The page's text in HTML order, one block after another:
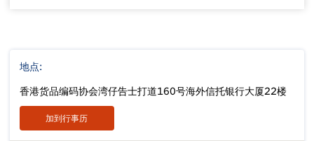
地点:
香港货品编码协会湾仔告士打道160号海外信托银行大厦22楼
加到行事历